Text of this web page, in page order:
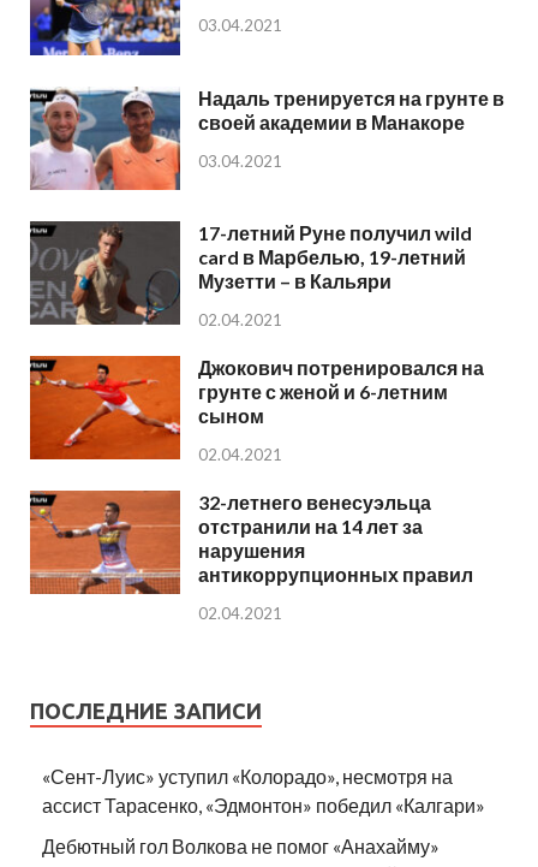
03.04.2021
Надаль тренируется на грунте в
своей академии в Манакоре
03.04.2021
17-летний Руне получил wild
card в Марбелью, 19-летний
Музетти – в Кальяри
02.04.2021
Джокович потренировался на
грунте с женой и 6-летним
сыном
02.04.2021
32-летнего венесуэльца
отстранили на 14 лет за
нарушения
антикоррупционных правил
02.04.2021
ПОСЛЕДНИЕ ЗАПИСИ
«Сент-Луис» уступил «Колорадо», несмотря на
ассист Тарасенко, «Эдмонтон» победил «Калгари»
Дебютный гол Волкова не помог «Анахайму»